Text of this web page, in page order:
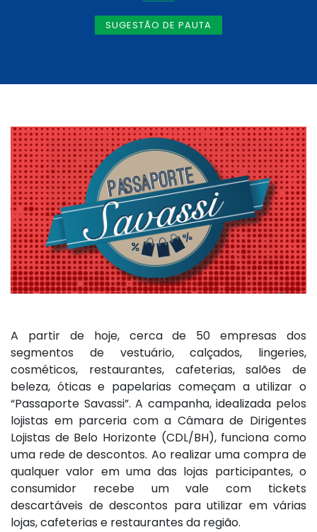
SUGESTÃO DE PAUTA
A partir de hoje, cerca de 50 empresas dos
segmentos de vestuário, calçados, lingeries,
cosméticos, restaurantes, cafeterias, salões de
beleza, óticas e papelarias começam a utilizar o
“Passaporte Savassi”. A campanha, idealizada pelos
lojistas em parceria com a Câmara de Dirigentes
Lojistas de Belo Horizonte (CDL/BH), funciona como
uma rede de descontos. Ao realizar uma compra de
qualquer valor em uma das lojas participantes, o
consumidor recebe um vale com tickets
descartáveis de descontos para utilizar em várias
lojas, cafeterias e restaurantes da região.